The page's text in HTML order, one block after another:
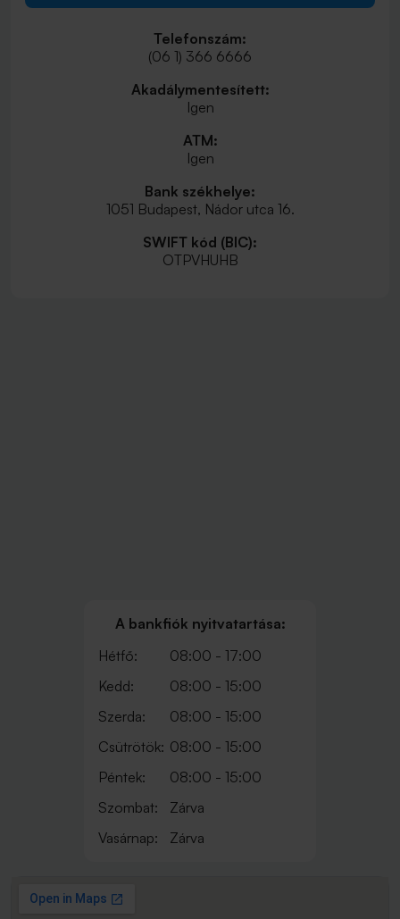
Telefonszám:
(06 1) 366 6666
Akadálymentesített:
Igen
ATM:
Igen
Bank székhelye:
1051 Budapest, Nádor utca 16.
SWIFT kód (BIC):
OTPVHUHB
A bankfiók nyitvatartása:
Hétfő:
08:00 - 17:00
Kedd:
08:00 - 15:00
Szerda:
08:00 - 15:00
Csütrötök: 08:00 - 15:00
Péntek:
08:00 - 15:00
Szombat:
Zárva
Vasárnap:
Zárva